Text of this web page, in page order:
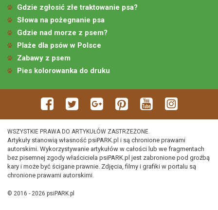
Gdzie zgłosić złe traktowanie psa?
Słowa na pożegnanie psa
Gdzie nad morze z psem?
Plaże dla psów w Polsce
Zabawy z psem
Pies kolorowanka do druku
WSZYSTKIE PRAWA DO ARTYKUŁÓW ZASTRZEŻONE.
Artykuły stanowią własność psiPARK.pl i są chronione prawami
autorskimi. Wykorzystywanie artykułów w całości lub we fragmentach
bez pisemnej zgody właściciela psiPARK.pl jest zabronione pod groźbą
kary i może być ścigane prawnie. Zdjęcia, filmy i grafiki w portalu są
chronione prawami autorskimi.
© 2016 - 2026 psiPARK.pl